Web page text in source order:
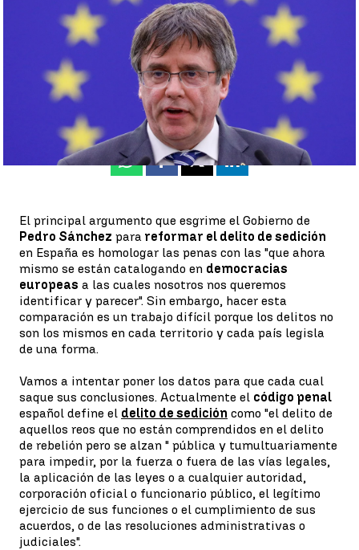
Miriam Vázquez
Publicado:
11 de noviembre de 2022, 10:46
WhatsappFacebook
X Linkedin
El principal argumento que esgrime el Gobierno de
Pedro Sánchez para reformar el delito de sedición
en España es homologar las penas con las "que ahora
mismo se están catalogando en democracias
europeas a las cuales nosotros nos queremos
identificar y parecer". Sin embargo, hacer esta
comparación es un trabajo difícil porque los delitos no
son los mismos en cada territorio y cada país legisla
de una forma.
Vamos a intentar poner los datos para que cada cual
saque sus conclusiones. Actualmente el código penal
español define el delito de sedición como "el delito de
aquellos reos que no están comprendidos en el delito
de rebelión pero se alzan " pública y tumultuariamente
para impedir, por la fuerza o fuera de las vías legales,
la aplicación de las leyes o a cualquier autoridad,
corporación oficial o funcionario público, el legítimo
ejercicio de sus funciones o el cumplimiento de sus
acuerdos, o de las resoluciones administrativas o
judiciales".